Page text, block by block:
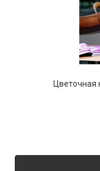
Цветочная